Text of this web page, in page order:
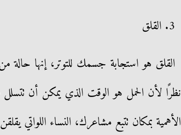
3. القلق
القلق هو استجابة جسمك للتوتر، إنها
نظرًا لأن الحمل هو الوقت الذي يمكن أن
الأهمية بمكان تتبع مشاعرك، النساء اللواتي